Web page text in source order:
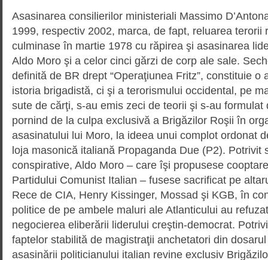
Asasinarea consilierilor ministeriali Massimo
1999, respectiv 2002, marca, de fapt, reluarea terorii
culminase în martie 1978 cu răpirea şi asasinarea
Aldo Moro şi a celor cinci gărzi de corp ale sale.
definită de BR drept “Operaţiunea Fritz”, constituie o
istoria brigadistă, ci şi a tero­rismului occidental, pe
sute de cărţi, s-au emis zeci de teorii şi s-au formulat
pornind de la culpa exclu­sivă a Brigăzilor Roşii în
asasinatului lui Moro, la ideea unui complot ordonat
loja masonică italiană Propaganda Due (P2). Potrivit
conspirative, Aldo Moro – care îşi propusese
Partidului Comunist Italian – fuse­se sacrificat pe
Rece de CIA, Henry Kissin­ger, Mossad şi KGB, în
politice de pe ambele maluri ale Atlanticului au
negocierea eliberării liderului creş­tin-democrat.
faptelor stabilită de magistraţii an­che­tatori din
asasinării politicianului italian revine exclusiv